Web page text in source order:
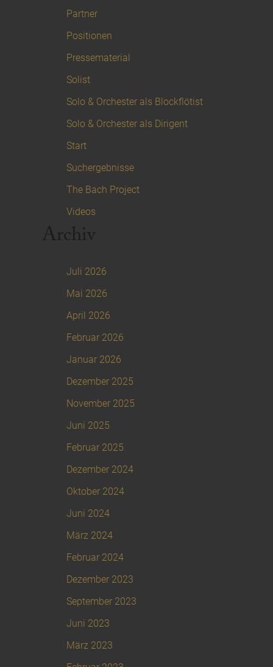
Partner
Positionen
Pressematerial
Solist
Solo & Orchester als Blockflötist
Solo & Orchester als Dirigent
Start
Suchergebnisse
The Bach Project
Videos
Archiv
Juli 2026
Mai 2026
April 2026
Februar 2026
Januar 2026
Dezember 2025
November 2025
Juni 2025
Februar 2025
Dezember 2024
Oktober 2024
Juni 2024
März 2024
Februar 2024
Dezember 2023
September 2023
Juni 2023
März 2023